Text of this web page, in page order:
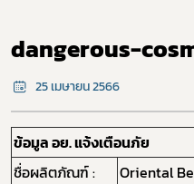
dangerous-
25 เมษายน 2566
ข้อมูล อย. แจ้งเตือนภัย
ชื่อผลิตภัณฑ์ :
Oriental